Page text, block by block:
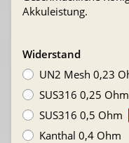
Akkuleistung.
Widerstand
UN2 Mesh 0,23
SUS316 0,25 Ohm
SUS316 0,5 Ohm
Kanthal 0,4 Ohm